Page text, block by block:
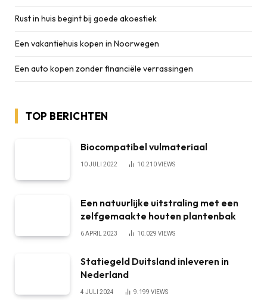
Rust in huis begint bij goede akoestiek
Een vakantiehuis kopen in Noorwegen
Een auto kopen zonder financiële verrassingen
TOP BERICHTEN
Biocompatibel vulmateriaal
10 JULI 2022 10.210VIEWS
Een natuurlijke uitstraling met een
zelfgemaakte houten plantenbak
6 APRIL 2023 10.029 VIEWS
Statiegeld Duitsland inleveren in
Nederland
4 JULI 2024 9.199 VIEWS